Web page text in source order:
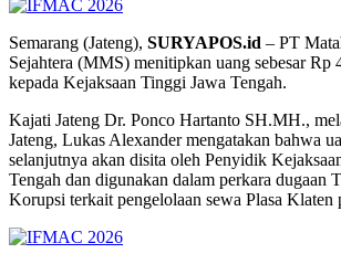
Semarang (Jateng), SURYAPOS.id – PT
Sejahtera (MMS) menitipkan uang sebesar Rp
kepada Kejaksaan Tinggi Jawa Tengah.
Kajati Jateng Dr. Ponco Hartanto SH.MH.,
Jateng, Lukas Alexander mengatakan bahwa
selanjutnya akan disita oleh Penyidik
Tengah dan digunakan dalam perkara dugaan
Korupsi terkait pengelolaan sewa Plasa Klaten